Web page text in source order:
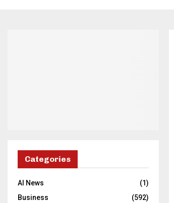
Categories
AI News
(1)
Business
(592)